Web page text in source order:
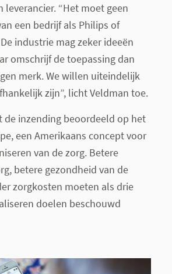
leverancier. “Het moet geen
een bedrijf als Philips of
industrie mag zeker ideeën
omschrijf de toepassing dan
merk. We willen uiteindelijk
zijn”, licht Veldman toe.
inzending beoordeeld op het
een Amerikaans concept voor
van de zorg. Betere
betere gezondheid van de
zorgkosten moeten als drie
doelen beschouwd